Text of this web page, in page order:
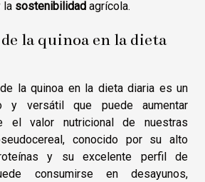
la sostenibilidad agrícola.
la quinoa en la dieta
la quinoa en la dieta diaria es un
y versátil que puede aumentar
el valor nutricional de nuestras
conocido por su alto
y su excelente perfil de
consumirse en desayunos,